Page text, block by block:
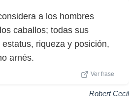
a los hombres
caballos; todas sus
riqueza y posición,
arnés.
Ver frase
Robert Cecil